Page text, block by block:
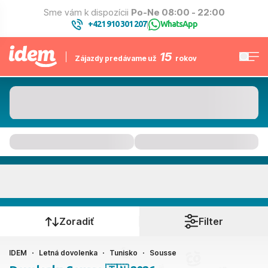
Sme vám k dispozícii Po-Ne 08:00 - 22:00
+421 910 301 207| WhatsApp
Zájazdy predávame už 15 rokov
Kedy cestujete?
Ako cestujete?
Zoradiť Filter
IDEM Letná dovolenka Tunisko Sousse